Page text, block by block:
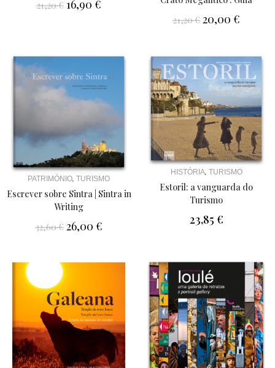
21,20€ 16,90 €
21,20€ 20,00 €
PATRIMÓNIO, TURISMO
Escrever sobre Sintra | Sintra in
Writing
32,60€ 26,00 €
HISTÓRIA, TURISMO
Estoril: a vanguarda do
Turismo
23,85 €